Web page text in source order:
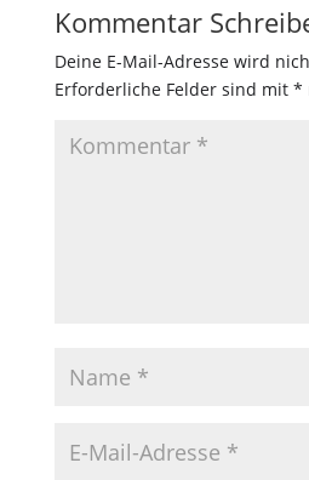
Kommentar
Deine E-Mail-Adresse wird
Erforderliche Felder sind mit *